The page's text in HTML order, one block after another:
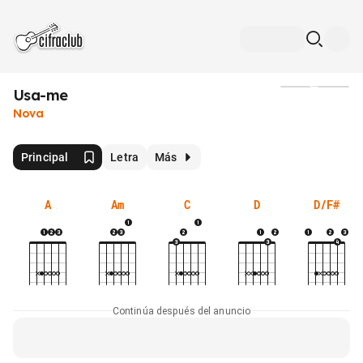
Usa-me
Nova
Principal Letra Más
A Am C D D/F#
Continúa después del anuncio